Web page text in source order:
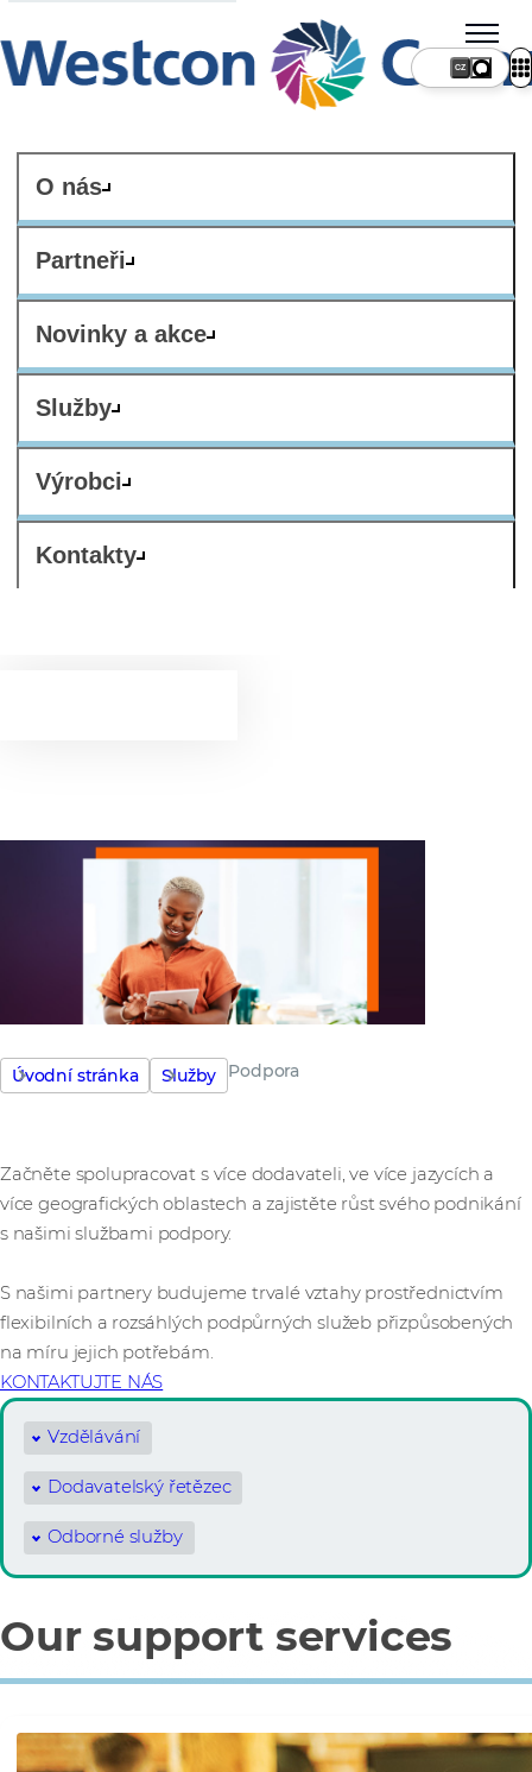
O nás
Partneři
Novinky a akce
Služby
Výrobci
Kontakty
CZ
Úvodní stránka Služby Podpora
Začněte spolupracovat s více dodavateli, ve více jazycích a
více geografických oblastech a zajistěte růst svého podnikání
s našimi službami podpory.
S našimi partnery budujeme trvalé vztahy prostřednictvím
flexibilních a rozsáhlých podpůrných služeb přizpůsobených
na míru jejich potřebám.
KONTAKTUJTE NÁS
Vzdělávání
Dodavatelský řetězec
Odborné služby
Our support services